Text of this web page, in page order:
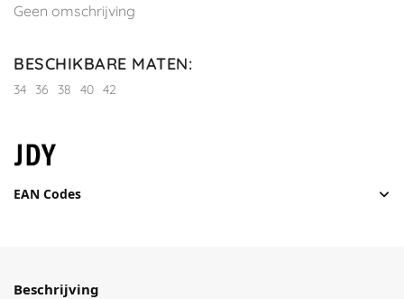
Geen omschrijving
BESCHIKBARE MATEN:
34 36 38 40 42
EAN Codes
Beschrijving